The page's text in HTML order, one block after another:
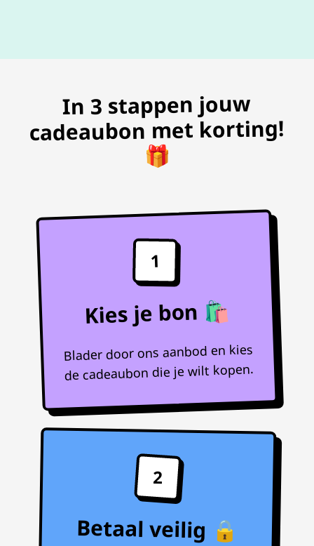
In 3 stappen jouw
cadeaubon met korting!
🎁
1
Kies je bon 🛍️
Blader door ons aanbod en kies
de cadeaubon die je wilt kopen.
2
Betaal veilig 🔒